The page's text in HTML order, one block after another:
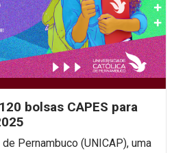
bolsas CAPES para
Pernambuco (UNICAP), uma